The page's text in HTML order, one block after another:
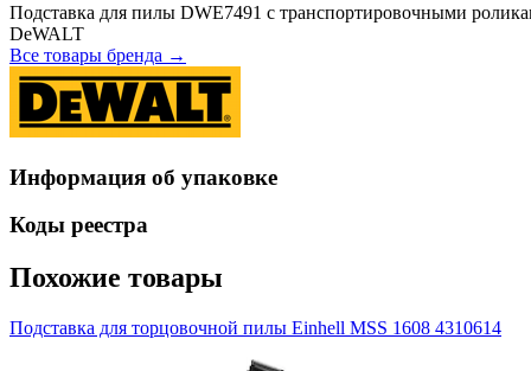
Подставка для пилы DWE7491 с транспортировочными
DeWALT
Все товары бренда →
Информация об упаковке
Коды реестра
Похожие товары
Подставка для торцовочной пилы Einhell MSS 1608 4310614